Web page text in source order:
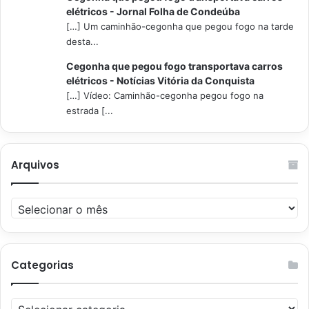
elétricos - Jornal Folha de Condeúba
[…] Um caminhão-cegonha que pegou fogo na tarde
desta...
Cegonha que pegou fogo transportava carros
elétricos - Notícias Vitória da Conquista
[…] Vídeo: Caminhão-cegonha pegou fogo na
estrada [...
Arquivos
Arquivos
Categorias
Categorias